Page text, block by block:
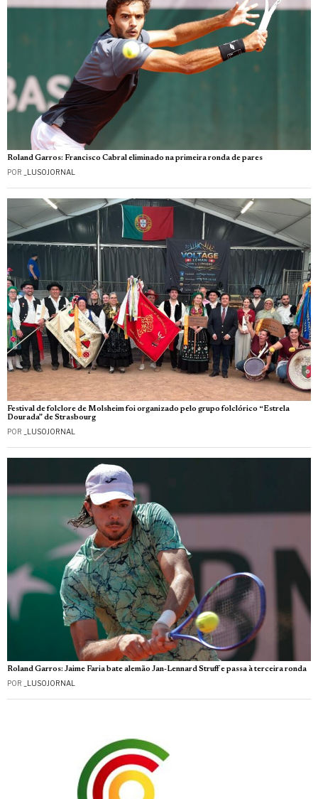
Roland Garros: Francisco Cabral eliminado na primeira ronda de pares
POR _LUSOJORNAL
Festival de folclore de Molsheim foi organizado pelo grupo folclórico “Estrela
Dourada” de Strasbourg
POR _LUSOJORNAL
Roland Garros: Jaime Faria bate alemão Jan-Lennard Struff e passa à terceira ronda
POR _LUSOJORNAL